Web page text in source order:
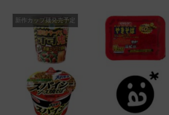
新作カップ麺発売予定